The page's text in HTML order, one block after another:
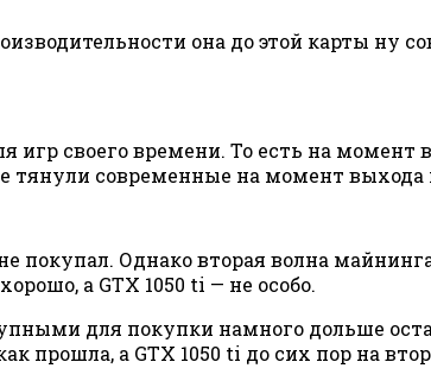
она до этой карты ну
своего времени. То есть на момент
тянули современные на момент
покупал. Однако вторая волна
а GTX 1050 ti — не особо.
для покупки намного дольше
прошла, а GTX 1050 ti до сих пор на